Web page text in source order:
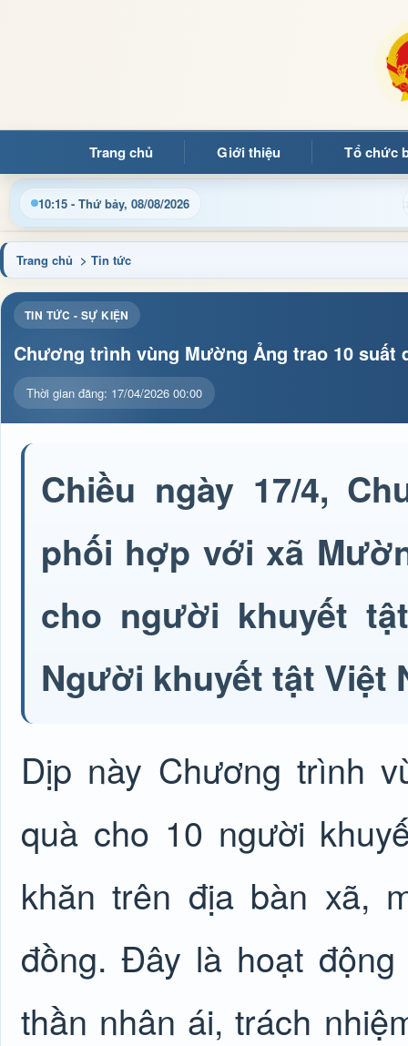
Trang chủ Giới thiệu Tổ chức
10:15 - Thứ bảy, 08/08/2026
Trang chủ > Tin tức
TIN TỨC - SỰ KIỆN
Chương trình vùng Mường Ảng trao 10
Thời gian đăng: 17/04/2026 00:00
Chiều ngày 17/4,
phối hợp với xã
cho người khuyết
Người khuyết tật Việt
Dịp này Chương trình
quà cho 10 người
khăn trên địa bàn xã,
đồng. Đây là hoạt
thần nhân ái, trách